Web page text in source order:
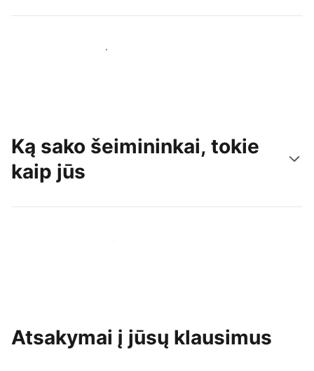
Pritraukti naujų svečių šiandien
Ką sako šeimininkai, tokie
kaip jūs
Prisijungti prie panašių šeimininkų
Atsakymai į jūsų klausimus